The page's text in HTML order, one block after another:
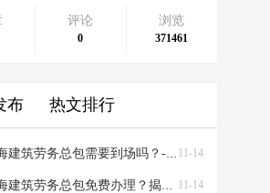
评论
0
浏览
371461
布 热文排行
11-14
劳务总包需要到场吗？-上海建筑劳务总包需要到场吗？
11-14
劳务总包免费办理？揭秘节税新策略！-上海建筑劳务总包免费办理吗？